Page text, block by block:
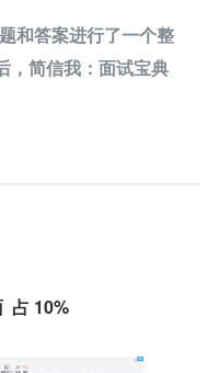
和答案进行了一个整
，简信我：面试宝典
占 10%